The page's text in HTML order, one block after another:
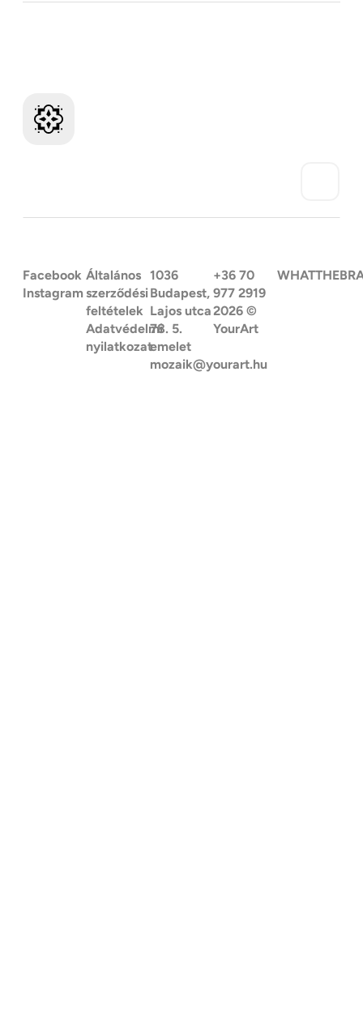
Facebook
Instagram
Általános
szerződési
feltételek
Adatvédelmi
nyilatkozat
1036
Budapest,
Lajos utca
78. 5.
emelet
mozaik@yourart.hu
+36 70
977 2919
2026 ©
YourArt